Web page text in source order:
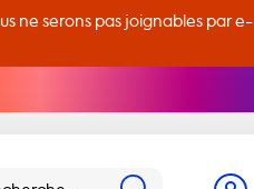
ne serons pas joignables par e-